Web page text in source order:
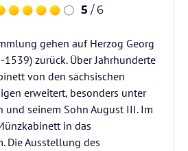
5 / 6
gehen auf Herzog Georg
zurück. Über Jahrhunderte
von den sächsischen
erweitert, besonders unter
und seinem Sohn August III. Im
in das
Die Ausstellung des